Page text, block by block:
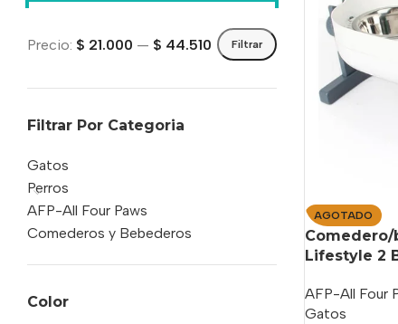
Filtrar
Precio: $ 21.000 — $ 44.510
Filtrar Por Categoria
Gatos
Perros
AFP-All Four Paws
Comederos y Bebederos
Color
AGOTADO
Lifestyle 2
AFP-All Four
Gatos